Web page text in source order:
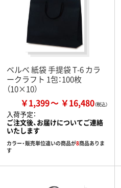
ベルベ 紙袋 手提袋 T-6 カラ
ークラフト 1包：100枚
（10×10）
￥1,399 ￥16,480
入荷予定：
ご注文後、お届けについてご連絡
いたします
カラー・販売単位違いの商品が8商品ありま
す